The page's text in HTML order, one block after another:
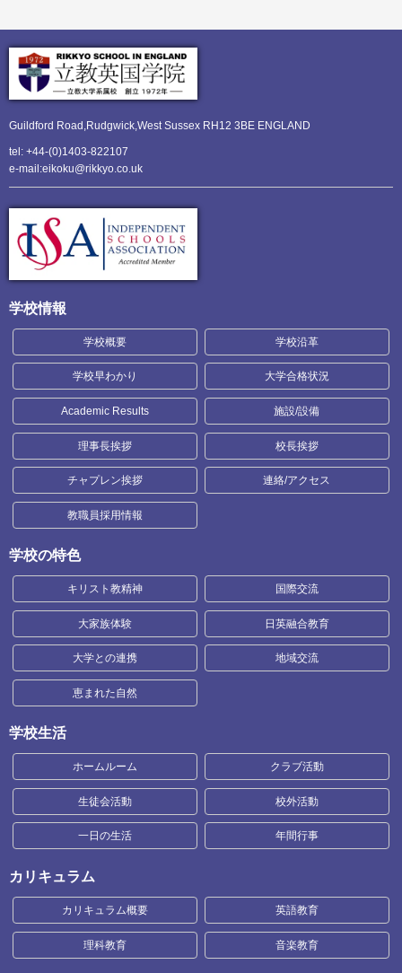
Guildford Road,Rudgwick,West Sussex RH12 3BE ENGLAND
tel: +44-(0)1403-822107
e-mail:eikoku@rikkyo.co.uk
学校情報
学校概要 学校沿革
学校早わかり 大学合格状況
Academic Results 施設/設備
理事長挨拶 校長挨拶
チャプレン挨拶 連絡/アクセス
教職員採用情報
学校の特色
キリスト教精神 国際交流
大家族体験 日英融合教育
大学との連携 地域交流
恵まれた自然
学校生活
ホームルーム クラブ活動
生徒会活動 校外活動
一日の生活 年間行事
カリキュラム
カリキュラム概要 英語教育
理科教育 音楽教育